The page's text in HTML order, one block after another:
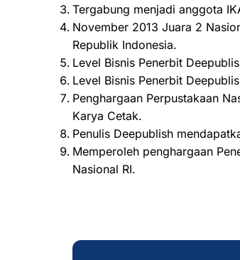
Tergabung menjadi anggota
November 2013 Juara 2
Republik Indonesia.
Level Bisnis Penerbit
Level Bisnis Penerbit
Penghargaan Perpustakaan
Karya Cetak.
Penulis Deepublish
Memperoleh penghargaan
Nasional RI.